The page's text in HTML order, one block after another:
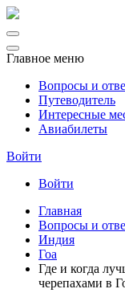
Главное меню
Вопросы и
Путеводитель
Интересные
Авиабилеты
Войти
Войти
Главная
Вопросы и
Индия
Гоа
Где и когда
черепахами в